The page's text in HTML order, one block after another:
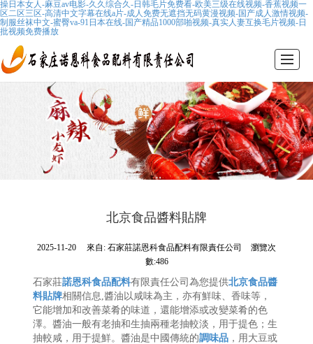
操日本女人-麻豆av电影-久久综合久-日韩毛片免费看-欧美三级在线视频-香蕉视频一
区二区三区-高清中文字幕在线a片-成人免费无遮挡无码黄漫视频-国产成人激情视频-
制服丝袜中文-蜜臀va-91日本在线-国产精品1000部啪视频-真实人妻互换毛片视频-日
批视频免费播放
公司介紹 產品展示 產品應用 醬料推薦 聯系我們 公司地址
北京食品醬料貼牌
2025-11-20 來自:石家莊諾恩科食品配料有限責任公司
瀏覽次
數:486
石家莊諾恩科食品配料有限責任公司為您提供北京食品醬
料貼牌相關信息,醬油以咸味為主，亦有鮮味、香味等，
它能增加和改善菜肴的味道，還能增添或改變菜肴的色
澤。醬油一般有老抽和生抽兩種老抽較淡，用于提色；生
抽較咸，用于提鮮。醬油是中國傳統的調味品 ，用大豆或